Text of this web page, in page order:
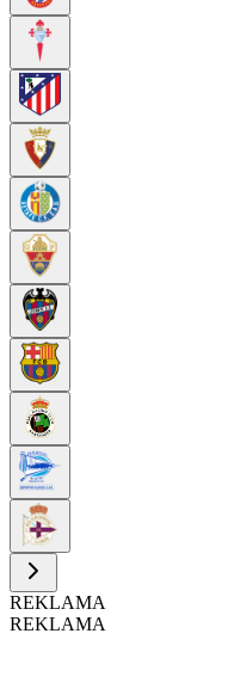
REKLAMA
REKLAMA